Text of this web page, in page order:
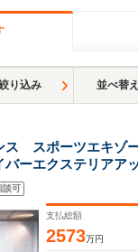
り込み 並べ替え
スポーツエキゾ
バーエクステリアア
バーミラー フードエ
アフェンダーエア
談可
支払総額
2573万円